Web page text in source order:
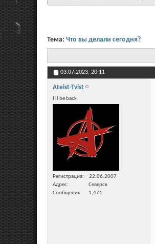
Тема: Что вы делали сегодня?
03.07.2023, 20:11
Ateist-Tvist
I'll be back
Регистрация
22.06.2007
Адрес
Северск
Сообщения
1,471